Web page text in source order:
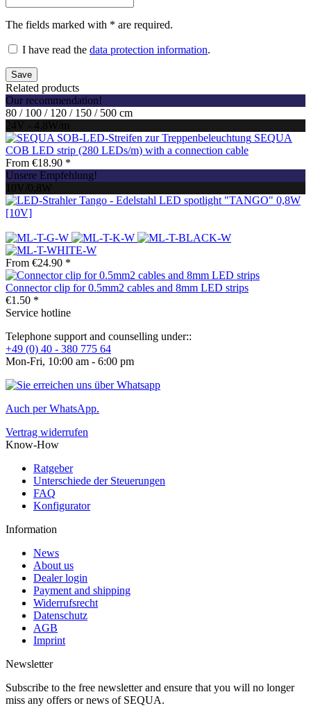
The fields marked with * are required.
I have read the data protection information.
Related products
Our recommendation!
80 / 100 / 120 / 150 / 500 cm
24V - 4.8W/m
SEQUA
COB LED strip (280 LEDs/m) with a connection cable
From €18.90 *
Unsere Empfehlung!
10V/0,8W
LED spotlight "TANGO" 0,8W
[10V]
From €24.90 *
Connector clip for 0.5mm2 cables and 8mm LED strips
€1.50 *
Service hotline
Telephone support and counselling under::
+49 (0) 40 - 380 775 64
Mon-Fri, 10:00 am - 6:00 pm
Auch per WhatsApp.
Vertrag widerrufen
Know-How
Ratgeber
Unterschiede der Steuerungen
FAQ
Konfigurator
Information
News
About us
Dealer login
Payment and shipping
Widerrufsrecht
Datenschutz
AGB
Imprint
Newsletter
Subscribe to the free newsletter and ensure that you will no longer
miss any offers or news of SEQUA.